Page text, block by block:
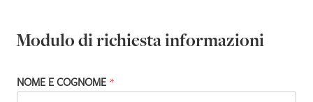
Modulo di richiesta informazioni
NOME E COGNOME *